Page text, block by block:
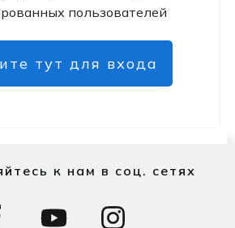
пользователей
тут для входа
к нам в соц. сетях